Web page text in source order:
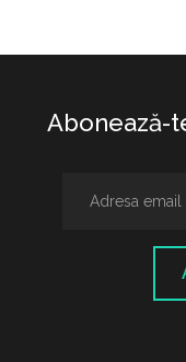
Abonează-